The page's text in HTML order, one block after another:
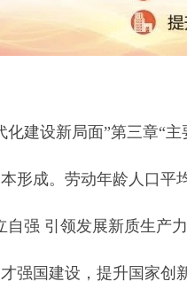
建设新局面”第三章“
成。劳动年龄人口平
自强 引领发展新质生产
强国建设，提升国家创